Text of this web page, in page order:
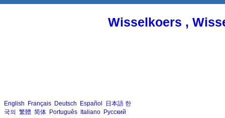
Wisselkoers ,
English Français Deutsch Español 日本語 한
국의 繁體 简体 Português Italiano Русский